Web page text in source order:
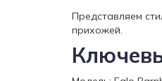
Представляем
прихожей.